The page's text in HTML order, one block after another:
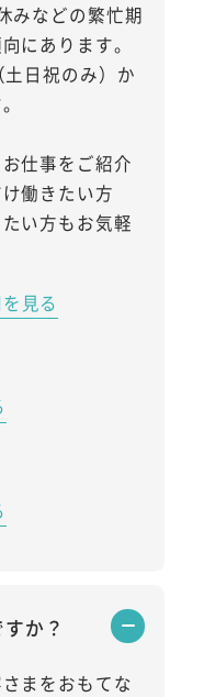
みなどの繁忙期
にあります。
日祝のみ）か
仕事をご紹介
働きたい方
い方もお気軽
見る
か？
まをおもてな